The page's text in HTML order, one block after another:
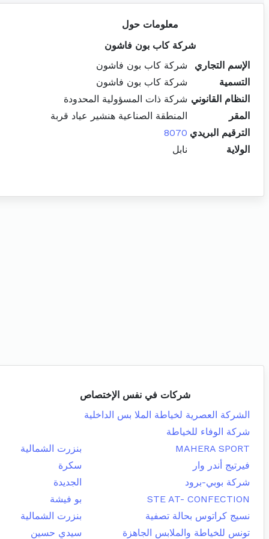
معلومات حول
شركة كاب بون فاشون
الإسم التجاري
شركة كاب بون فاشون
التسمية
شركة كاب بون فاشون
النظام القانوني شركة ذات المسؤولية المحدودة
المقر
المنطقة الصناعية هنشير عياد قربة
الترقيم البريدي 8070
الولاية
نابل
شركات في نفس الإختصاص
الشركة العصرية لخياطة الملا بس الداخلية
شركة الوفاء للخياطة
MAHERA SPORT
بنزرت الشمالية
فيرتيج أندر وار
سكرة
شركة بوبي-برود
الجديدة
STE AT- CONFECTION
بو فيشة
نسيج كراتوس بحالة تصفية
بنزرت الشمالية
تونس للخياطة والملابس الجاهزة
سيدي حسين